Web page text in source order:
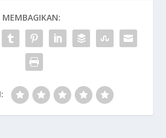
MEMBAGIKAN: